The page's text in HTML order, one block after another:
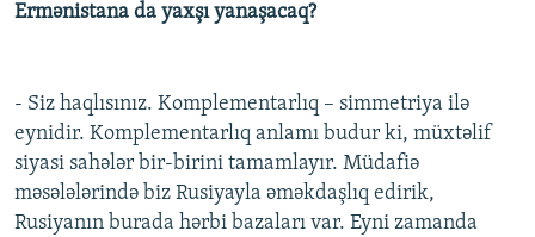
Ermənistana da yaxşı yanaşacaq?
- Siz haqlısınız. Komplementarlıq – simmetriya ilə
eynidir. Komplementarlıq anlamı budur ki, müxtəlif
siyasi sahələr bir-birini tamamlayır. Müdafiə
məsələlərində biz Rusiyayla əməkdaşlıq edirik,
Rusiyanın burada hərbi bazaları var. Eyni zamanda